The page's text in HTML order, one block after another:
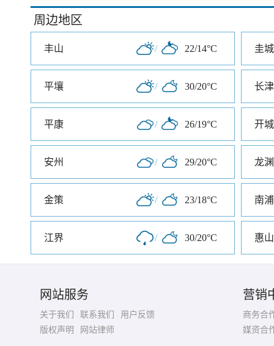
周边地区
丰山 / 22/14°C 圭城
平壤 / 30/20°C 长津
平康 / 26/19°C 开城
安州 / 29/20°C 龙渊
金策 / 23/18°C 南浦
江界 / 30/20°C 惠山
网站服务
关于我们 联系我们
用户反馈
版权声明
网站律师
营销
商务合
媒资合